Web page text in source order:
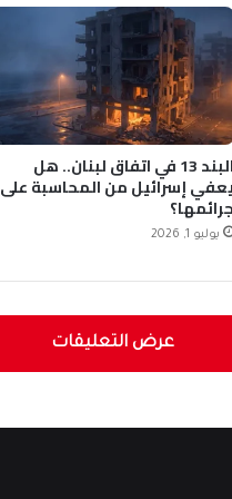
البند 13 في اتفاق لبنان.. هل
يعفي إسرائيل من المحاسبة على
جرائمها؟
يوليو 1, 2026
عرض التعليقات